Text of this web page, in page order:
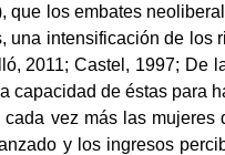
los embates
intensificación de los
2011; Castel, 1997; De
de éstas para
vez más las
y los ingresos